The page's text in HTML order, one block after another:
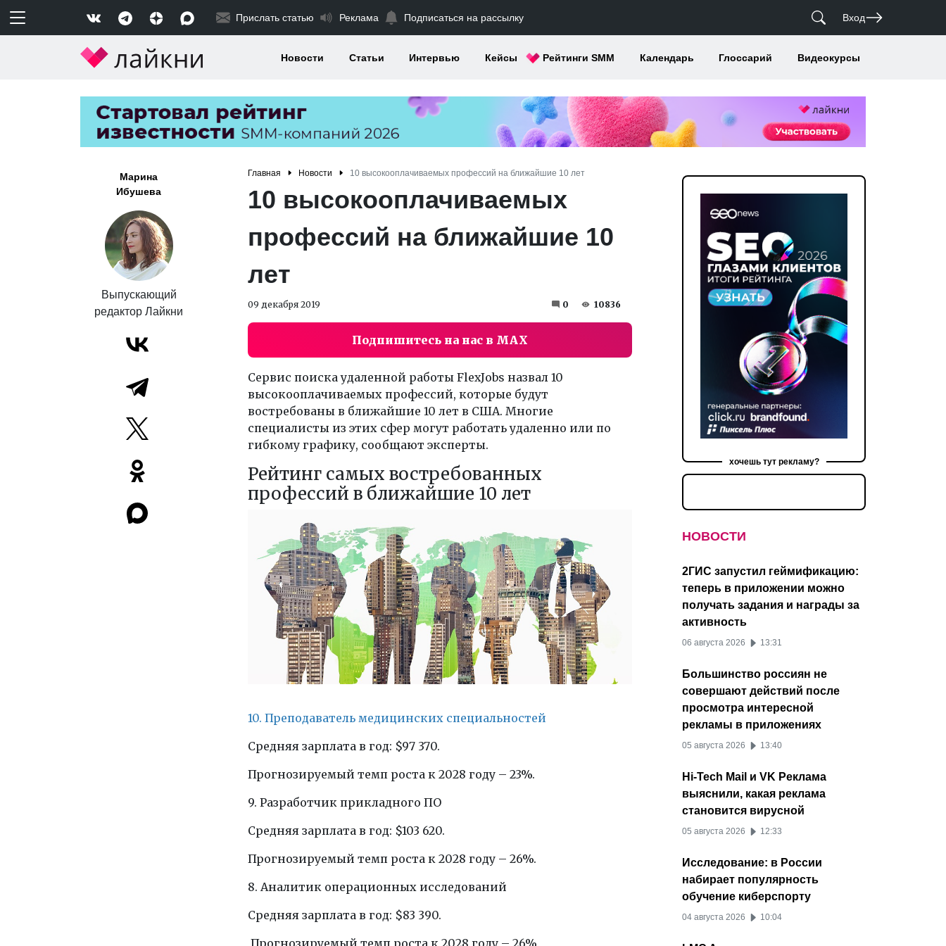
Прислать статью Реклама Подписаться на рассылку Вход
Новости Статьи Интервью Кейсы Рейтинги SMM Календарь Глоссарий Видеокурсы
Марина
Ибушева
Выпускающий
редактор Лайкни
Главная Новости 10 высокооплачиваемых профессий на ближайшие 10 лет
10 высокооплачиваемых
профессий на ближайшие 10
лет
09 декабря 2019 0 10836
Подпишитесь на нас в MAX
Сервис поиска удаленной работы FlexJobs назвал 10
высокооплачиваемых профессий, которые будут
востребованы в ближайшие 10 лет в США. Многие
специалисты из этих сфер могут работать удаленно или по
гибкому графику, сообщают эксперты.
Рейтинг самых востребованных
профессий в ближайшие 10 лет
10. Преподаватель медицинских специальностей
Средняя зарплата в год: $97 370.
Прогнозируемый темп роста к 2028 году – 23%.
9. Разработчик прикладного ПО
Средняя зарплата в год: $103 620.
Прогнозируемый темп роста к 2028 году – 26%.
8. Аналитик операционных исследований
Средняя зарплата в год: $83 390.
Прогнозируемый темп роста к 2028 году – 26%.
хочешь тут рекламу?
НОВОСТИ
2ГИС запустил геймификацию:
теперь в приложении можно
получать задания и награды за
активность
06 августа 2026 13:31
Большинство россиян не
совершают действий после
просмотра интересной
рекламы в приложениях
05 августа 2026 13:40
Hi-Tech Mail и VK Реклама
выяснили, какая реклама
становится вирусной
05 августа 2026 12:33
Исследование: в России
набирает популярность
обучение киберспорту
04 августа 2026 10:04